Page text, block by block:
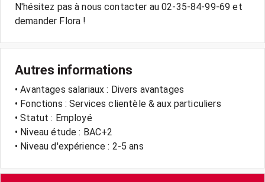
N'hésitez pas à nous contacter au 02-35-84-99-69 et
Autres informations
• Avantages salariaux : Divers avantages
• Fonctions : Services clientèle & aux particuliers
• Statut : Employé
• Niveau étude : BAC+2
• Niveau d'expérience : 2-5 ans